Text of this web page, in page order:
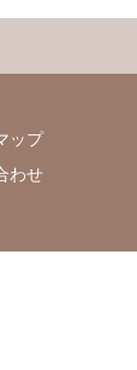
ップ
わせ